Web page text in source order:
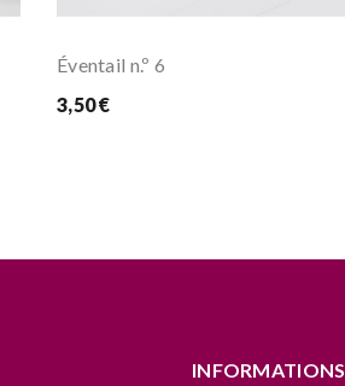
Éventail n.º 6
3,50 €
INFORMATIONS